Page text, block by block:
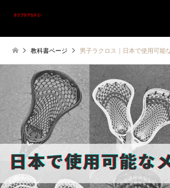
教科書ページ 男子ラクロス｜日本で使用可能